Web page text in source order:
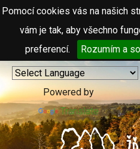
Pomocí cookies vás na našich
vám je tak, aby všechno
preferencí.
Rozumím a
Powered by
Translate